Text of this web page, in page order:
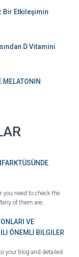
Bir Etkileşimin
D Vitamini
MELATONİN
you need to check the
of them are…
VE
ÖNEMLİ BİLGİLER
your blog and detailed